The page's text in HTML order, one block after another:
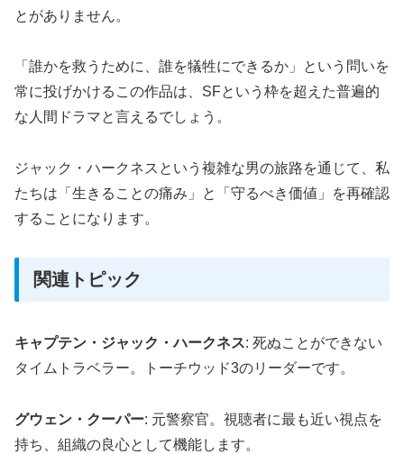
とがありません。
「誰かを救うために、誰を犠牲にできるか」という問いを
常に投げかけるこの作品は、SFという枠を超えた普遍的
な人間ドラマと言えるでしょう。
ジャック・ハークネスという複雑な男の旅路を通じて、私
たちは「生きることの痛み」と「守るべき価値」を再確認
することになります。
関連トピック
キャプテン・ジャック・ハークネス: 死ぬことができない
タイムトラベラー。トーチウッド3のリーダーです。
グウェン・クーパー: 元警察官。視聴者に最も近い視点を
持ち、組織の良心として機能します。